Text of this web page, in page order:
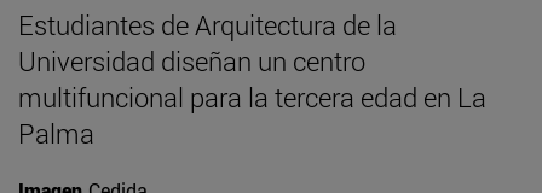
Estudiantes de Arquitectura de la
Universidad diseñan un centro
multifuncional para la tercera edad en La
Palma